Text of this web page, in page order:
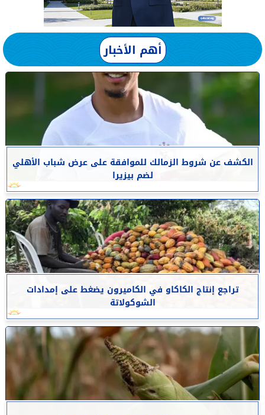
أهم الأخبار
الكشف عن شروط الزمالك للموافقة على عرض شباب الأهلي
لضم بيزيرا
تراجع إنتاج الكاكاو في الكاميرون يضغط على إمدادات
الشوكولاتة